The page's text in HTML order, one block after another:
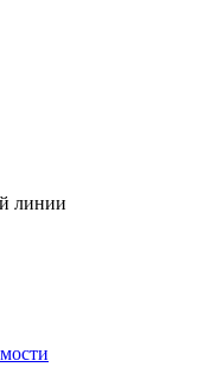
линии